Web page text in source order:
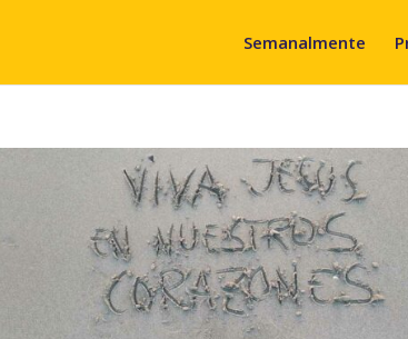
Semanalmente